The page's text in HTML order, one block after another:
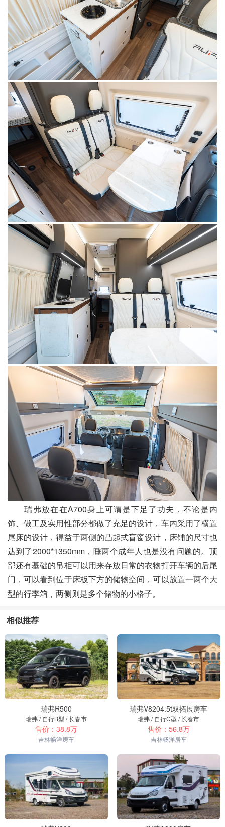
瑞弗放在在A700身上可谓是下足了功夫，不论是内
饰、做工及实用性部分都做了充足的设计，车内采用了横置
尾床的设计，得益于两侧的凸起式盲窗设计，床铺的尺寸也
达到了2000*1350mm，睡两个成年人也是没有问题的。顶
部还有基础的吊柜可以用来存放日常的衣物打开车辆的后尾
门，可以看到位于床板下方的储物空间，可以放置一两个大
型的行李箱，两侧则是多个储物的小格子。
相似推荐
瑞弗R500
瑞弗 / 自行B型 / 长春市
售价：38.8万
吉林畅洋房车
瑞弗V8204.5t双拓展房车
瑞弗 / 自行C型 / 长春市
售价：56.8万
吉林畅洋房车